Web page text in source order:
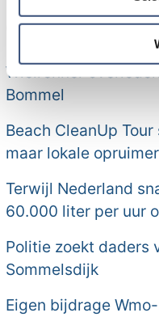
partners kunnen deze
informatie die u aan ze
verzameld op basis
Overflakkee:
Wielrenner
Bommel
Beach CleanUp
maar lokale
Terwijl Nederland
60.000 liter per uur
Politie zoekt daders
Sommelsdijk
Eigen bijdrage